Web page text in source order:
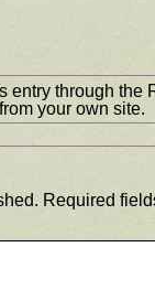
entry through the
from your own site.
Required